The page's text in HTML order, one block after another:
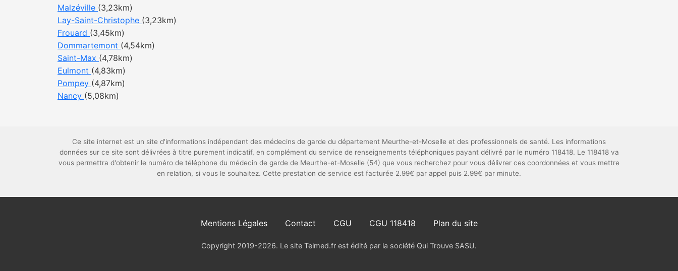
Malzéville (3,23km)
Lay-Saint-Christophe (3,23km)
Frouard (3,45km)
Dommartemont (4,54km)
Saint-Max (4,78km)
Eulmont (4,83km)
Pompey (4,87km)
Nancy (5,08km)
Ce site internet est un site d'informations indépendant des médecins de garde du département Meurthe-et-Moselle et des professionnels de santé. Les informations
données sur ce site sont délivrées à titre purement indicatif, en complément du service de renseignements téléphoniques payant délivré par le numéro 118418. Le 118418 va
vous permettra d'obtenir le numéro de téléphone du médecin de garde de Meurthe-et-Moselle (54) que vous recherchez pour vous délivrer ces coordonnées et vous mettre
en relation, si vous le souhaitez. Cette prestation de service est facturée 2.99€ par appel puis 2.99€ par minute.
Mentions Légales Contact CGU CGU 118418 Plan du site
Copyright 2019-2026. Le site Telmed.fr est édité par la société Qui Trouve SASU.